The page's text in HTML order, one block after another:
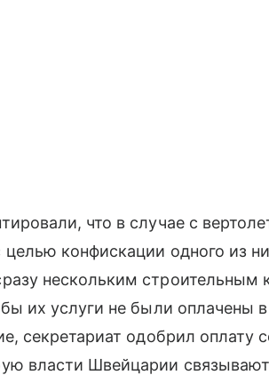
что в случае с
целью конфискации одного из
нескольким строительным
их услуги не были оплачены
секретариат одобрил оплату
власти Швейцарии